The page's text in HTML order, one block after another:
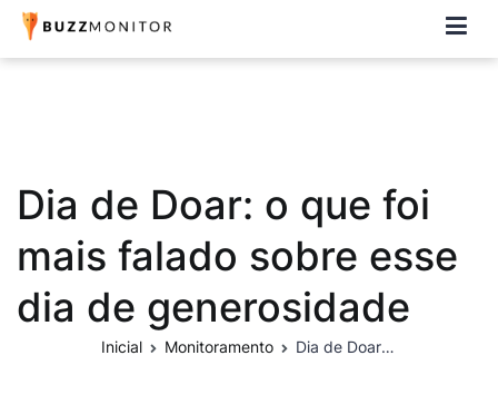
Buzzmonitor
A plataforma mais completa e flexível para social media e CRM
Dia de Doar: o que foi
mais falado sobre esse
dia de generosidade
Inicial Monitoramento Dia de Doar: o que foi mais falado sobre esse dia de generosidade